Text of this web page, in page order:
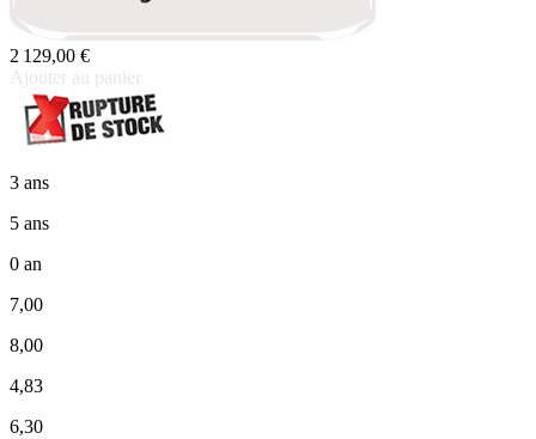
2 129,00 €
Ajouter au panier
3 ans
5 ans
0 an
7,00
8,00
4,83
6,30